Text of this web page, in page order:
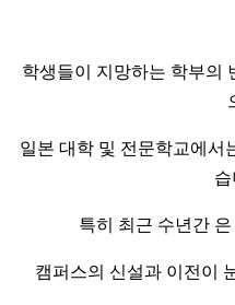
학생들이 지망하는 학부의
일본 대학 및 전문학교에서
특히 최근 수년간
캠퍼스의 신설과 이전이